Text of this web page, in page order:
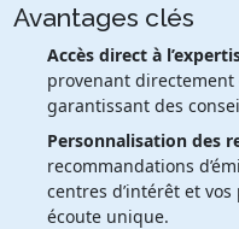
Avantages clés
Accès direct à
provenant directement
garantissant des
Personnalisation des
recommandations
centres d’intérêt et
écoute unique.